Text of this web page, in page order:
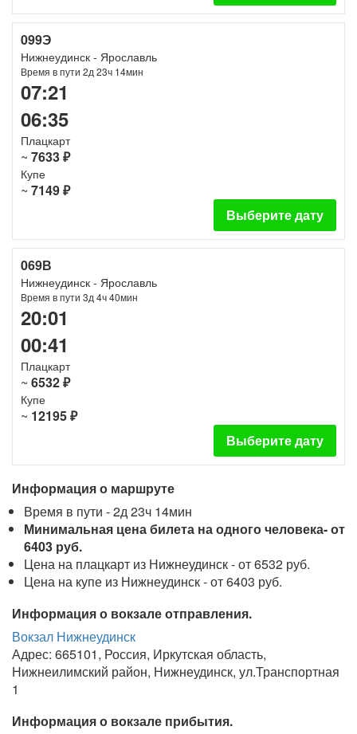
099Э
Нижнеудинск - Ярославль
Время в пути 2д 23ч 14мин
07:21
06:35
Плацкарт
~ 7633 ₽
Купе
~ 7149 ₽
Выберите дату
069В
Нижнеудинск - Ярославль
Время в пути 3д 4ч 40мин
20:01
00:41
Плацкарт
~ 6532 ₽
Купе
~ 12195 ₽
Выберите дату
Информация о маршруте
Время в пути - 2д 23ч 14мин
Минимальная цена билета на одного человека- от
6403 руб.
Цена на плацкарт из Нижнеудинск - от 6532 руб.
Цена на купе из Нижнеудинск - от 6403 руб.
Информация о вокзале отправления.
Вокзал Нижнеудинск
Адрес: 665101, Россия, Иркутская область,
Нижнеилимский район, Нижнеудинск, ул.Транспортная
1
Информация о вокзале прибытия.